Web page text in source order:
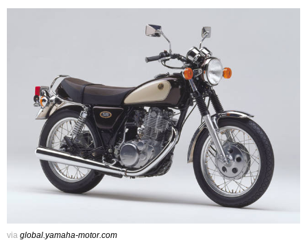
via global.yamaha-motor.com